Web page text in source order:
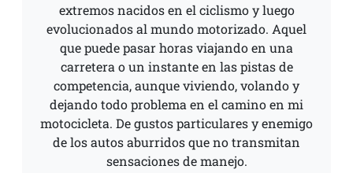
extremos nacidos en el ciclismo y luego
evolucionados al mundo motorizado. Aquel
que puede pasar horas viajando en una
carretera o un instante en las pistas de
competencia, aunque viviendo, volando y
dejando todo problema en el camino en mi
motocicleta. De gustos particulares y enemigo
de los autos aburridos que no transmitan
sensaciones de manejo.